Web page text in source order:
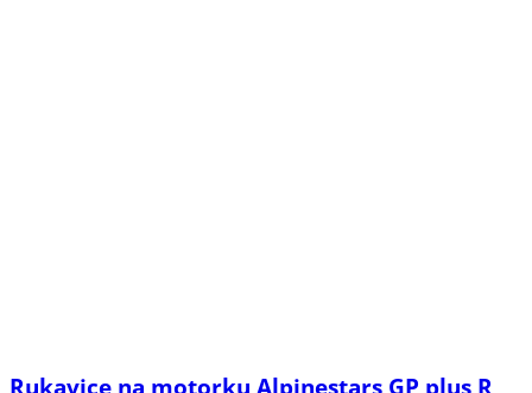
Rukavice na motorku Alpinestars GP plus R